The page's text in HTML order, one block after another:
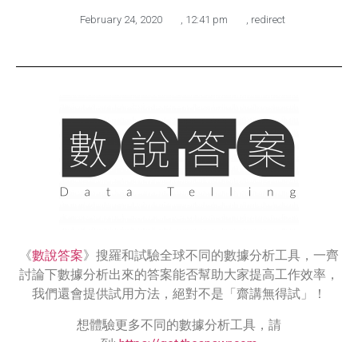
February 24, 2020 , 12:41 pm , redirect
《數說答案》搜羅和試驗全球不同的數據分析工具，一齊
討論下數據分析出來的答案能否幫助大家提高工作效率，
我們還會提供試用方法，絕對不是「齋講無得試」！
想體驗更多不同的數據分析工具，請